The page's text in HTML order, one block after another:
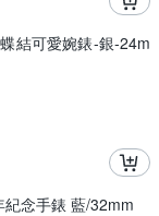
結可愛婉錶-銀-24m
念手錶 藍/32mm